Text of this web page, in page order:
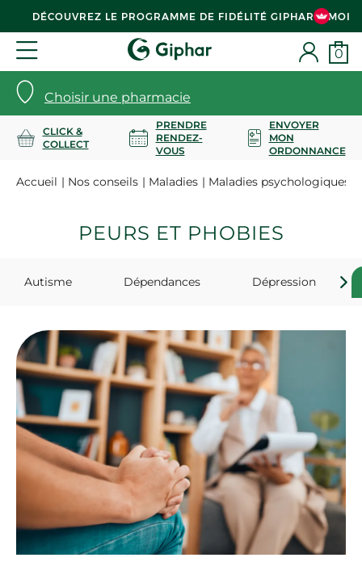
DÉCOUVREZ LE PROGRAMME DE FIDÉLITÉ GIPHAR & MOI
Choisir une pharmacie
0
CLICK &
COLLECT
PRENDRE
RENDEZ-
VOUS
ENVOYER
MON
ORDONNANCE
Accueil Nos conseils Maladies Maladies psychologiques
PEURS ET PHOBIES
Autisme Dépendances Dépression